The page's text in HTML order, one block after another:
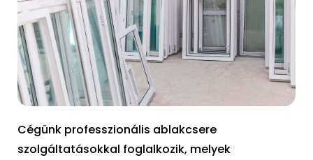
Cégünk professzionális ablakcsere
szolgáltatásokkal foglalkozik, melyek